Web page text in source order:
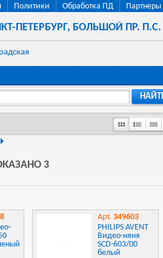
Политики Обработка ПД Партнеры
ПЕТЕРБУРГ, БОЛЬШОЙ ПР. П.С.
3
Арт. 349603
PHILIPS AVENT
Видео-няня
SCD-603/00
белый